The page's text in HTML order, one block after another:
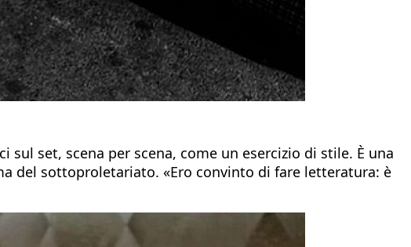
set, scena per scena, come un esercizio di stile. È una
del sottoproletariato. «Ero convinto di fare letteratura: è